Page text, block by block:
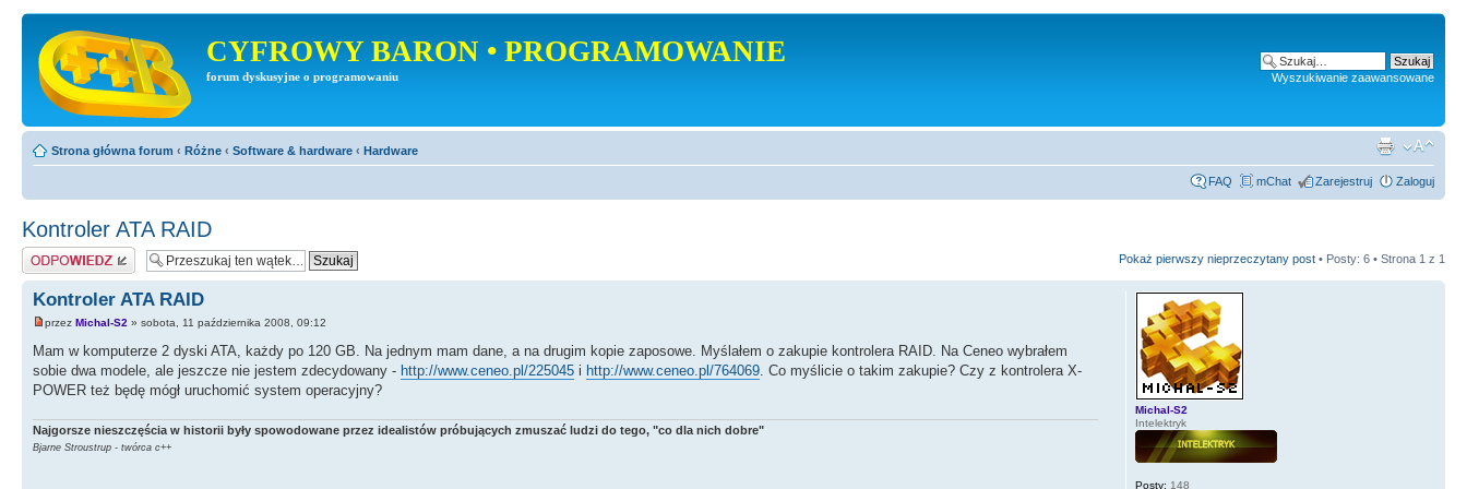
CYFROWY BARON • PROGRAMOWANIE
forum dyskusyjne o programowaniu Wyszukiwanie zaawansowane
Strona główna forum ‹ Różne ‹ Software & hardware ‹ Hardware
FAQ mChat Zarejestruj Zaloguj
Kontroler ATA RAID
Odpowiedz Pokaż pierwszy nieprzeczytany post • Posty: 6 • Strona 1 z 1
Kontroler ATA RAID
przez Michal-S2 » sobota, 11 października 2008, 09:12
Mam w komputerze 2 dyski ATA, każdy po 120 GB. Na jednym mam dane, a na drugim kopie zaposowe. Myślałem o zakupie kontrolera RAID. Na Ceneo wybrałem
sobie dwa modele, ale jeszcze nie jestem zdecydowany - http://www.ceneo.pl/225045 i http://www.ceneo.pl/764069. Co myślicie o takim zakupie? Czy z kontrolera X-
POWER też będę mógł uruchomić system operacyjny?
Najgorsze nieszczęścia w historii były spowodowane przez idealistów próbujących zmuszać ludzi do tego, "co dla nich dobre"
Bjarne Stroustrup - twórca c++
Michal-S2
Intelektryk
Posty: 148